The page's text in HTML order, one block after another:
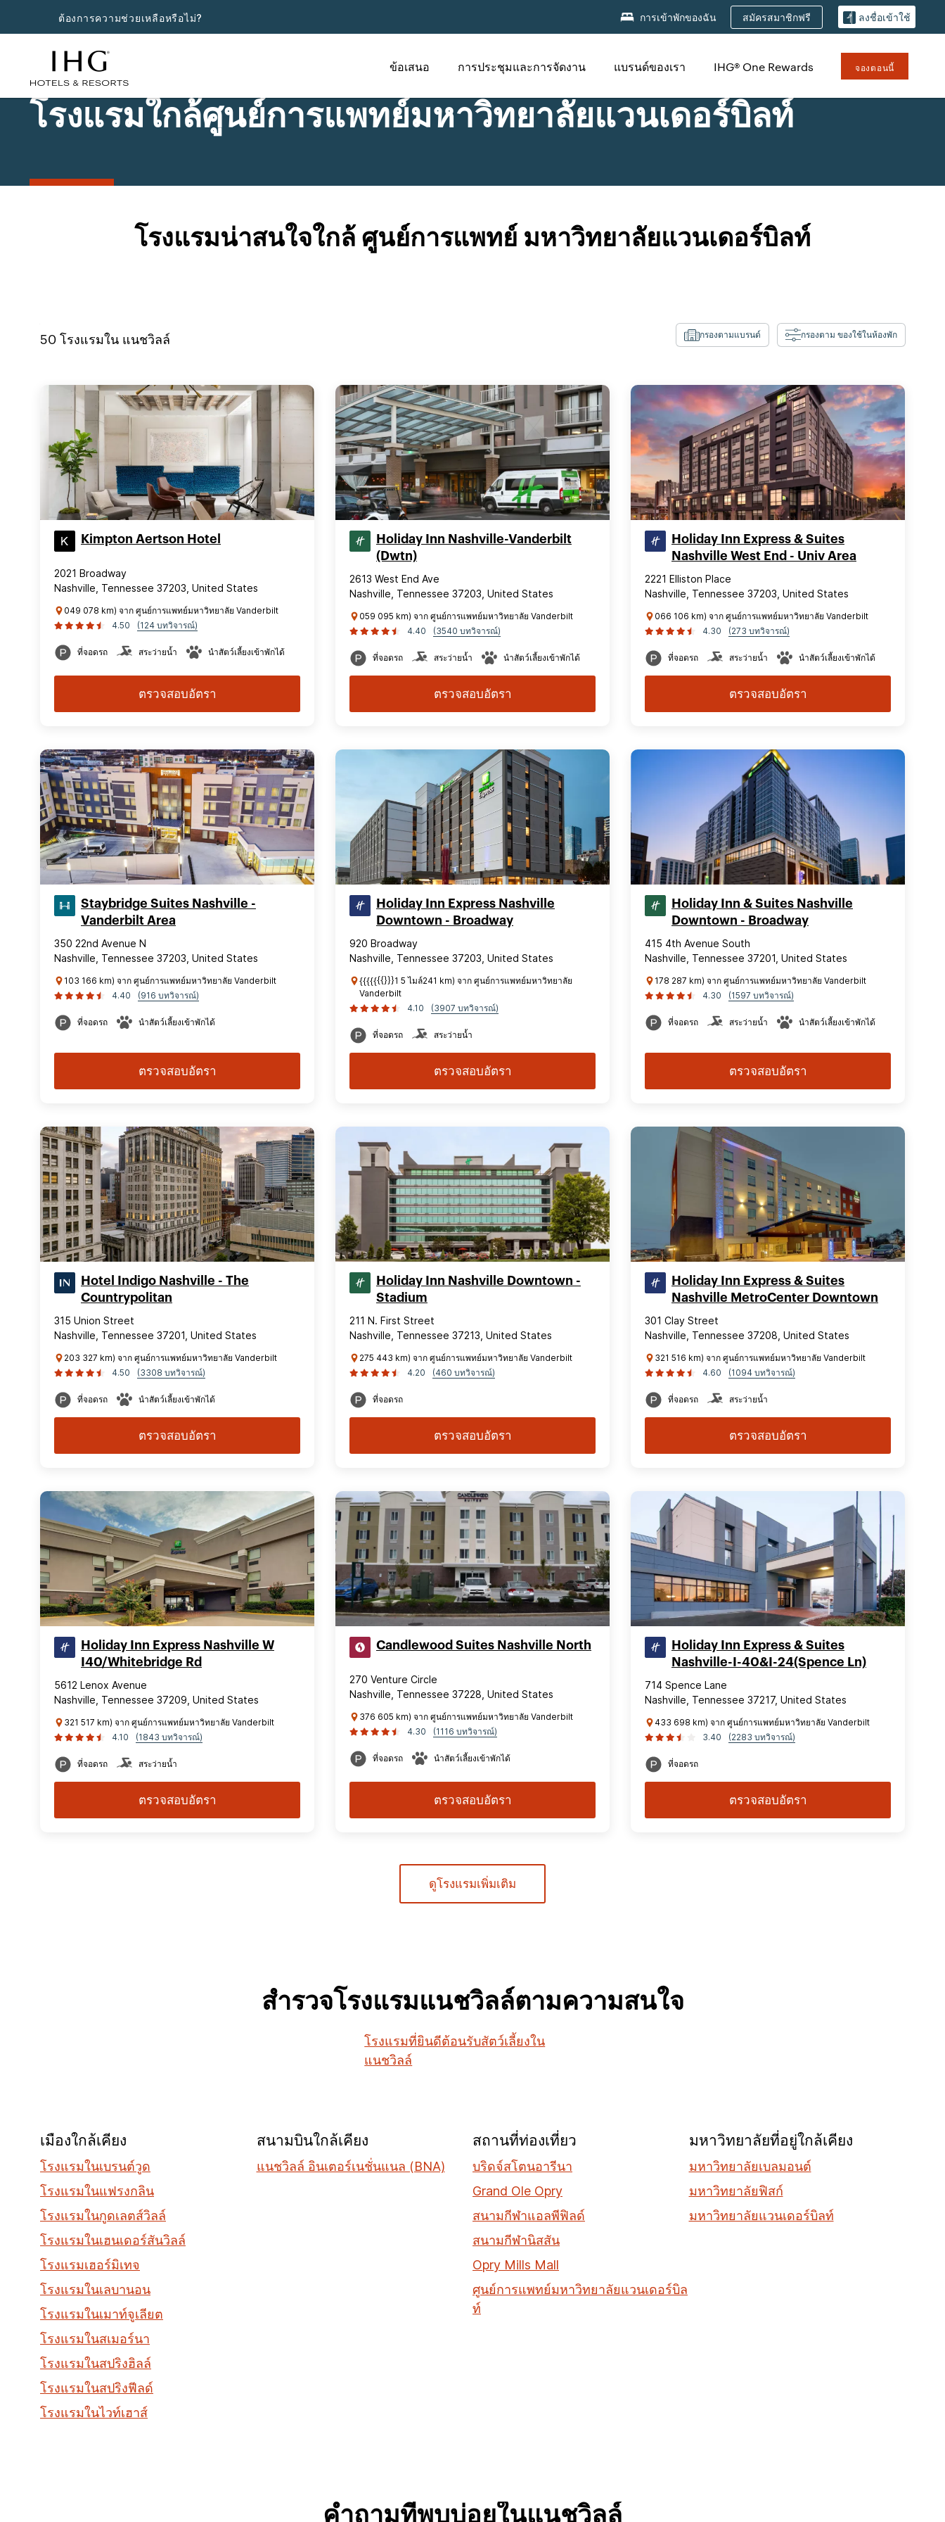
ต้องการความช่วยเหลือหรือไม่? การเข้าพักของฉัน สมัครสมาชิกฟรี ลงชื่อเข้าใช้
ข้อเสนอ การประชุมและการจัดงาน แบรนด์ของเรา IHG® One Rewards จองตอนนี้
โรงแรมใกล้ศูนย์การแพทย์มหาวิทยาลัยแวนเดอร์บิลท์
โรงแรมน่าสนใจใกล้ ศูนย์การแพทย์ มหาวิทยาลัยแวนเดอร์บิลท์
50 โรงแรมใน แนชวิลล์ กรองตามแบรนด์ กรองตาม ของใช้ในห้องพัก
Kimpton Aertson Hotel
2021 Broadway
Nashville, Tennessee 37203, United States
049 078 km) จาก ศูนย์การแพทย์มหาวิทยาลัย Vanderbilt
4.50
(124 บทวิจารณ์)
ที่จอดรถ สระว่ายน้ำ นำสัตว์เลี้ยงเข้าพักได้
ตรวจสอบอัตรา
Holiday Inn Nashville-Vanderbilt
(Dwtn)
2613 West End Ave
Nashville, Tennessee 37203, United States
059 095 km) จาก ศูนย์การแพทย์มหาวิทยาลัย Vanderbilt
4.40
(3540 บทวิจารณ์)
ที่จอดรถ สระว่ายน้ำ นำสัตว์เลี้ยงเข้าพักได้
ตรวจสอบอัตรา
Holiday Inn Express & Suites
Nashville West End - Univ Area
2221 Elliston Place
Nashville, Tennessee 37203, United States
066 106 km) จาก ศูนย์การแพทย์มหาวิทยาลัย Vanderbilt
4.30
(273 บทวิจารณ์)
ที่จอดรถ สระว่ายน้ำ นำสัตว์เลี้ยงเข้าพักได้
ตรวจสอบอัตรา
Staybridge Suites Nashville -
Vanderbilt Area
350 22nd Avenue N
Nashville, Tennessee 37203, United States
103 166 km) จาก ศูนย์การแพทย์มหาวิทยาลัย Vanderbilt
4.40
(916 บทวิจารณ์)
ที่จอดรถ นำสัตว์เลี้ยงเข้าพักได้
ตรวจสอบอัตรา
Holiday Inn Express Nashville
Downtown - Broadway
920 Broadway
Nashville, Tennessee 37203, United States
{{{{{{{}}}1 5 ไมล์241 km) จาก ศูนย์การแพทย์มหาวิทยาลัย
Vanderbilt
4.10
(3907 บทวิจารณ์)
ที่จอดรถ สระว่ายน้ำ
ตรวจสอบอัตรา
Holiday Inn & Suites Nashville
Downtown - Broadway
415 4th Avenue South
Nashville, Tennessee 37201, United States
178 287 km) จาก ศูนย์การแพทย์มหาวิทยาลัย Vanderbilt
4.30
(1597 บทวิจารณ์)
ที่จอดรถ สระว่ายน้ำ นำสัตว์เลี้ยงเข้าพักได้
ตรวจสอบอัตรา
Hotel Indigo Nashville - The
Countrypolitan
315 Union Street
Nashville, Tennessee 37201, United States
203 327 km) จาก ศูนย์การแพทย์มหาวิทยาลัย Vanderbilt
4.50
(3308 บทวิจารณ์)
ที่จอดรถ นำสัตว์เลี้ยงเข้าพักได้
ตรวจสอบอัตรา
Holiday Inn Nashville Downtown -
Stadium
211 N. First Street
Nashville, Tennessee 37213, United States
275 443 km) จาก ศูนย์การแพทย์มหาวิทยาลัย Vanderbilt
4.20
(460 บทวิจารณ์)
ที่จอดรถ
ตรวจสอบอัตรา
Holiday Inn Express & Suites
Nashville MetroCenter Downtown
301 Clay Street
Nashville, Tennessee 37208, United States
321 516 km) จาก ศูนย์การแพทย์มหาวิทยาลัย Vanderbilt
4.60
(1094 บทวิจารณ์)
ที่จอดรถ สระว่ายน้ำ
ตรวจสอบอัตรา
Holiday Inn Express Nashville W
I40/Whitebridge Rd
5612 Lenox Avenue
Nashville, Tennessee 37209, United States
321 517 km) จาก ศูนย์การแพทย์มหาวิทยาลัย Vanderbilt
4.10
(1843 บทวิจารณ์)
ที่จอดรถ สระว่ายน้ำ
ตรวจสอบอัตรา
Candlewood Suites Nashville North
270 Venture Circle
Nashville, Tennessee 37228, United States
376 605 km) จาก ศูนย์การแพทย์มหาวิทยาลัย Vanderbilt
4.30
(1116 บทวิจารณ์)
ที่จอดรถ นำสัตว์เลี้ยงเข้าพักได้
ตรวจสอบอัตรา
Holiday Inn Express & Suites
Nashville-I-40&I-24(Spence Ln)
714 Spence Lane
Nashville, Tennessee 37217, United States
433 698 km) จาก ศูนย์การแพทย์มหาวิทยาลัย Vanderbilt
3.40
(2283 บทวิจารณ์)
ที่จอดรถ
ตรวจสอบอัตรา
ดูโรงแรมเพิ่มเติม
สำรวจโรงแรมแนชวิลล์ตามความสนใจ
โรงแรมที่ยินดีต้อนรับสัตว์เลี้ยงใน
แนชวิลล์
เมืองใกล้เคียง
โรงแรมในเบรนต์วูด
โรงแรมในแฟรงกลิน
โรงแรมในกูดเลตส์วิลล์
โรงแรมในเฮนเดอร์สันวิลล์
โรงแรมเฮอร์มิเทจ
โรงแรมในเลบานอน
โรงแรมในเมาท์จูเลียต
โรงแรมในสเมอร์นา
โรงแรมในสปริงฮิลล์
โรงแรมในสปริงฟีลด์
โรงแรมในไวท์เฮาส์
สนามบินใกล้เคียง
แนชวิลล์ อินเตอร์เนชั่นแนล (BNA)
สถานที่ท่องเที่ยว
บริดจ์สโตนอารีนา
Grand Ole Opry
สนามกีฬาแอลพีฟิลด์
สนามกีฬานิสสัน
Opry Mills Mall
ศูนย์การแพทย์มหาวิทยาลัยแวนเดอร์บิล
ท์
มหาวิทยาลัยที่อยู่ใกล้เคียง
มหาวิทยาลัยเบลมอนต์
มหาวิทยาลัยฟิสก์
มหาวิทยาลัยแวนเดอร์บิลท์
คำถามที่พบบ่อยในแนชวิลล์